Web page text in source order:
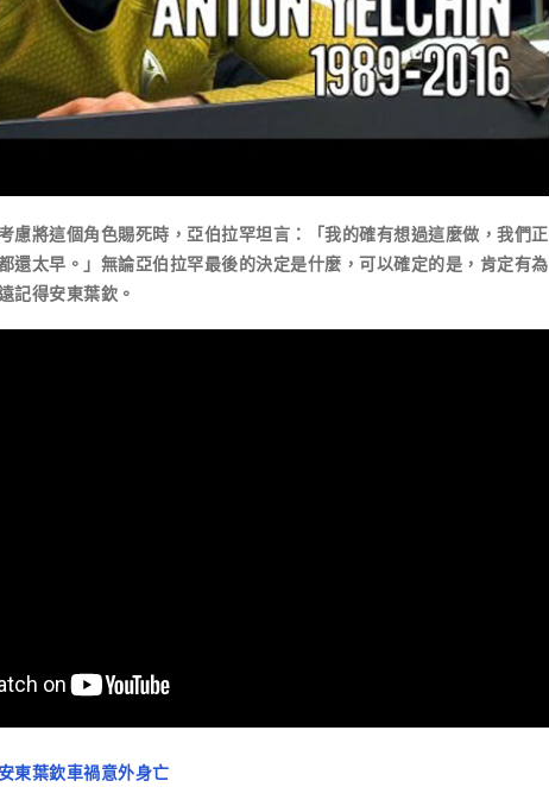
將這個角色賜死時，亞伯拉罕坦言：「我的確有想過這麼做，我們正
還太早。」無論亞伯拉罕最後的決定是什麼，可以確定的是，肯定有為
記得安東葉欽。
東葉欽車禍意外身亡